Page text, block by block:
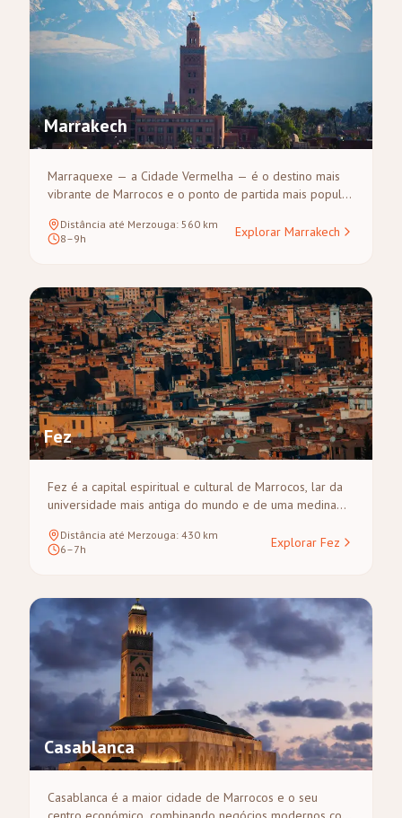
Marrakech
Marraquexe — a Cidade Vermelha — é o destino mais
vibrante de Marrocos e o ponto de partida mais popular
classificada pela UNESCO, está repleta de souks,
palácios e a lendária praça Djemaa el-Fna. De
Aït Ben Haddou, as Gargantas do Dadès e o Cânion de
Todra.
Distância até Merzouga: 560 km
8–9h
Explorar Marrakech
Fez
Fez é a capital espiritual e cultural de Marrocos, lar da
universidade mais antiga do mundo e de uma medina
viagem de Fez a Merzouga atravessa o Médio Atlas e o
Vale do Ziz, tornando-a uma das rotas mais cénicas de
Distância até Merzouga: 430 km
6–7h
Explorar Fez
Casablanca
Casablanca é a maior cidade de Marrocos e o seu